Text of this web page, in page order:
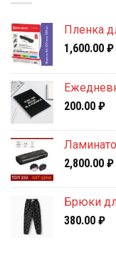
Пленка
1,600.00 ₽
200.00 ₽
2,800.00 ₽
Брюки
380.00 ₽